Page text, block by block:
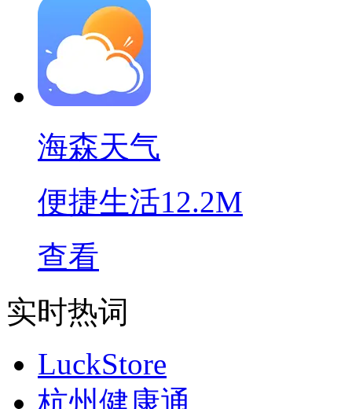
海森天气
便捷生活12.2M
查看
实时热词
LuckStore